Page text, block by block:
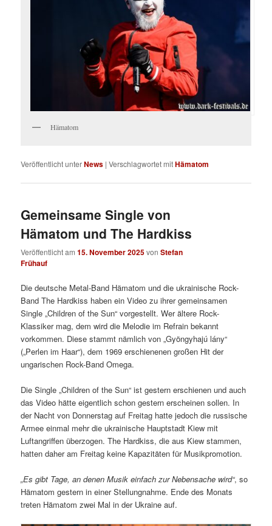
Hämatom
Veröffentlicht unterNews |Verschlagwortet mitHämatom
Gemeinsame Single von
Hämatom und The Hardkiss
Veröffentlicht am15. November 2025vonStefan
Frühauf
Die deutsche Metal-Band Hämatom und die ukrainische Rock-
Band The Hardkiss haben ein Video zu ihrer gemeinsamen
Single „Children of the Sun“ vorgestellt. Wer ältere Rock-
Klassiker mag, dem wird die Melodie im Refrain bekannt
vorkommen. Diese stammt nämlich von „Gyöngyhajú lány“
(„Perlen im Haar“), dem 1969 erschienenen großen Hit der
ungarischen Rock-Band Omega.
Die Single „Children of the Sun“ ist gestern erschienen und auch
das Video hätte eigentlich schon gestern erscheinen sollen. In
der Nacht von Donnerstag auf Freitag hatte jedoch die russische
Armee einmal mehr die ukrainische Hauptstadt Kiew mit
Luftangriffen überzogen. The Hardkiss, die aus Kiew stammen,
hatten daher am Freitag keine Kapazitäten für Musikpromotion.
„Es gibt Tage, an denen Musik einfach zur Nebensache wird“, so
Hämatom gestern in einer Stellungnahme. Ende des Monats
treten Hämatom zwei Mal in der Ukraine auf.